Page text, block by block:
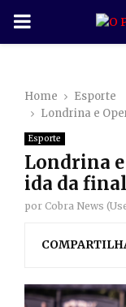
P
M
A
Y
Home
Esporte
Londrina e
Esporte
Londrina
ida da final
por Cobra News